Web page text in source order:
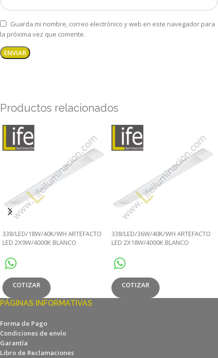
Guarda mi nombre, correo electrónico y web en este navegador para
la próxima vez que comente.
Productos relacionados
338/LED/18W/40K/WH ARTEFACTO
LED 2X9W/4000K BLANCO
COTIZAR
338/LED/36W/40K/WH ARTEFACTO
LED 2X18W/4000K BLANCO
COTIZAR
PÁGINAS INFORMATIVAS
Forma de Pago
Condiciones de envío
Garantía
Libro de Reclamaciones